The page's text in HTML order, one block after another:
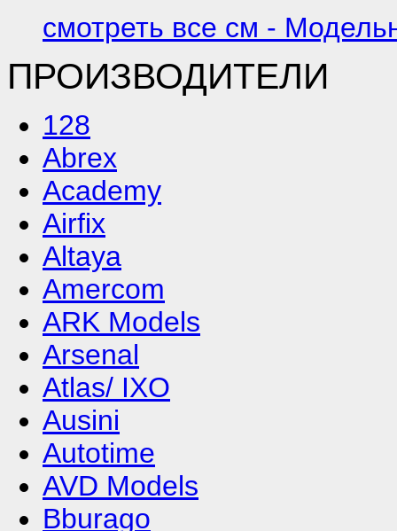
смотреть все см -
ПРОИЗВОДИТЕЛИ
128
Abrex
Academy
Airfix
Altaya
Amercom
ARK Models
Arsenal
Atlas/ IXO
Ausini
Autotime
AVD Models
Bburago